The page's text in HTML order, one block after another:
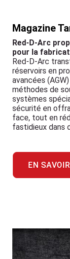
Magazine
Red-D-Arc
pour la
Red-D-Arc
réservoirs en
avancées
méthodes de
systèmes
sécurité en
face, tout en
fastidieux dans
EN